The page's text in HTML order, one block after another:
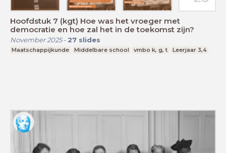
Hoofdstuk 7 (kgt) Hoe was het vroeger met
democratie en hoe zal het in de toekomst zijn?
November 2025- 27 slides
Maatschappijkunde Middelbare school vmbo k, g, t Leerjaar 3,4